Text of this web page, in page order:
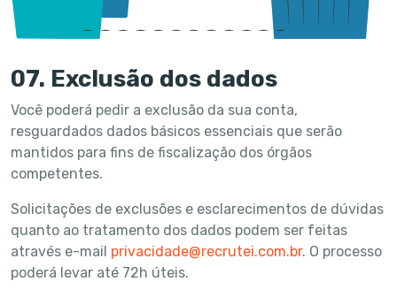
07. Exclusão dos dados
Você poderá pedir a exclusão da sua conta,
resguardados dados básicos essenciais que serão
mantidos para fins de fiscalização dos órgãos
competentes.
Solicitações de exclusões e esclarecimentos de dúvidas
quanto ao tratamento dos dados podem ser feitas
através e-mail privacidade@recrutei.com.br. O processo
poderá levar até 72h úteis.